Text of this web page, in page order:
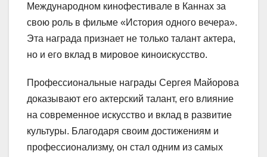
Международном кинофестивале в Каннах за
свою роль в фильме «История одного вечера».
Эта награда признает не только талант актера,
но и его вклад в мировое киноискусство.
Профессиональные награды Сергея Майорова
доказывают его актерский талант, его влияние
на современное искусство и вклад в развитие
культуры. Благодаря своим достижениям и
профессионализму, он стал одним из самых